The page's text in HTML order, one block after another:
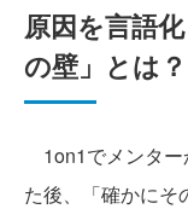
原因を言語
の壁」とは？
1on1でメンター
た後、「確かにそ